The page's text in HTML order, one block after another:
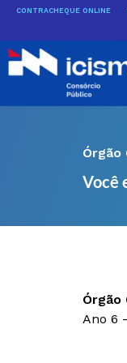
conteúdo
CONTRACHEQUE ONLINE
Órgão
Você
Órgão
Ano 6